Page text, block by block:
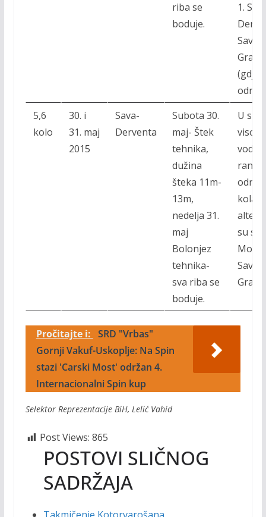
riba se
boduje.
1.
Sava
(gdje
5,6
kolo
30. i
31. maj
2015
Sava-
Derventa
Subota 30.
maj- Štek
tehnika,
dužina
šteka 11m-
13m,
nedelja 31.
maj
Bolonjez
tehnika-
sva riba se
boduje.
U
ranije
kola
su
Sava
Pročitajte i: SRD "Vrbas"
Gornji Vakuf-Uskoplje: Na Spin
stazi 'Carski Most' održan 4.
Internacionalni Spin kup
Selektor Reprezentacije BiH, Lelić Vahid
Post Views: 865
POSTOVI SLIČNOG
SADRŽAJA